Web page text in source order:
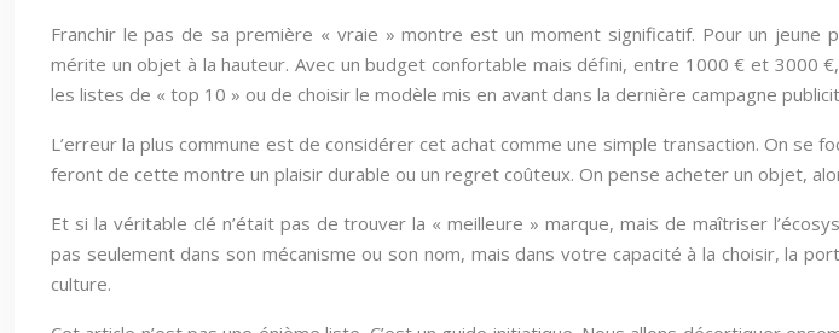
Franchir le pas de sa première « vraie » montre est un moment significatif. Pour un jeune
mérite un objet à la hauteur. Avec un budget confortable mais défini, entre 1000 € et
les listes de « top 10 » ou de choisir le modèle mis en avant dans la dernière campagne
L’erreur la plus commune est de considérer cet achat comme une simple transaction. On
feront de cette montre un plaisir durable ou un regret coûteux. On pense acheter un objet,
Et si la véritable clé n’était pas de trouver la « meilleure » marque, mais de maîtriser
pas seulement dans son mécanisme ou son nom, mais dans votre capacité à la choisir, la
culture.